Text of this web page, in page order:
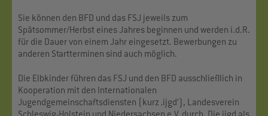
Sie können den BFD und das FSJ jeweils zum
Spätsommer/Herbst eines Jahres beginnen und werden i.d.R.
für die Dauer von einem Jahr eingesetzt. Bewerbungen zu
anderen Startterminen sind auch möglich.
Die Elbkinder führen das FSJ und den BFD ausschließlich in
Kooperation mit den Internationalen
Jugendgemeinschaftsdiensten (kurz ‚ijgd’), Landesverein